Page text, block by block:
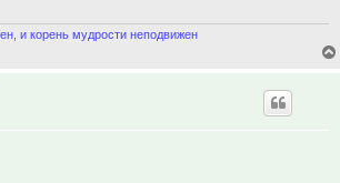
и корень мудрости неподвижен